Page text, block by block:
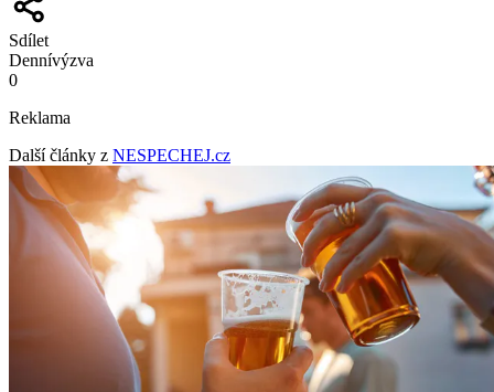
Sdílet
Dennívýzva
0
Reklama
Další články z NESPECHEJ.cz